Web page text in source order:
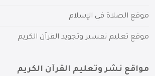
موقع الصلاة في الإسلام
موقع تعليم تفسير وتجويد القرآن الكريم
مواقع نشر وتعليم القرآن الكريم